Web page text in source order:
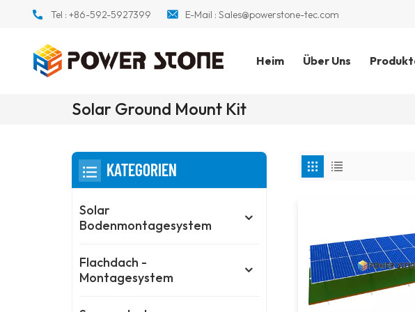
Tel :+86-592-5927399 E-Mail : Sales@powerstone-tec.com
Heim Über Uns
Solar Ground Mount Kit
KATEGORIEN
Solar
Bodenmontagesystem
Flachdach -
Montagesystem